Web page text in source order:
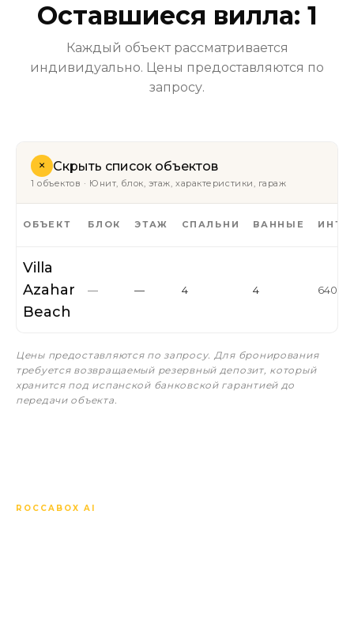
Оставшиеся вилла: 1
Каждый объект рассматривается
индивидуально. Цены предоставляются по
запросу.
+Скрыть список объектов
1 объектов · Юнит, блок, этаж, характеристики, гараж
ОБЪЕКТ БЛОК ЭТАЖ СПАЛЬНИ ВАННЫЕ
Villa
Azahar
Beach
— — 4 4 640 m²
Цены предоставляются по запросу. Для бронирования
требуется возвращаемый резервный депозит, который
хранится под испанской банковской гарантией до
передачи объекта.
ROCCABOX AI